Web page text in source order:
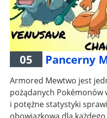
05 Pancerny
Armored Mewtwo jest
pożądanych Pokémonów
i potężne statystyki